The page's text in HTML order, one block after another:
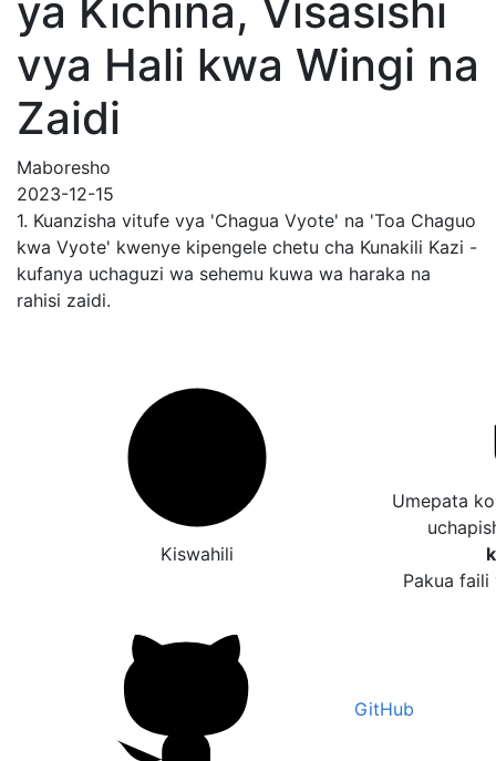
ya Kichina, Visasishi
vya Hali kwa Wingi na
Zaidi
Maboresho
2023-12-15
1. Kuanzisha vitufe vya 'Chagua Vyote' na 'Toa Chaguo
kwa Vyote' kwenye kipengele chetu cha Kunakili Kazi -
kufanya uchaguzi wa sehemu kuwa wa haraka na
rahisi zaidi.
Kiswahili
Umepata
Pakua
GitHub